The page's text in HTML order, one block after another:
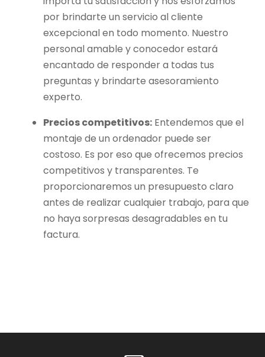
por brindarte un servicio al cliente
excepcional en todo momento. Nuestro
personal amable y conocedor estará
encantado de responder a todas tus
preguntas y brindarte asesoramiento
experto.
Precios competitivos: Entendemos que el
montaje de un ordenador puede ser
costoso. Es por eso que ofrecemos precios
competitivos y transparentes. Te
proporcionaremos un presupuesto claro
antes de realizar cualquier trabajo, para que
no haya sorpresas desagradables en tu
factura.